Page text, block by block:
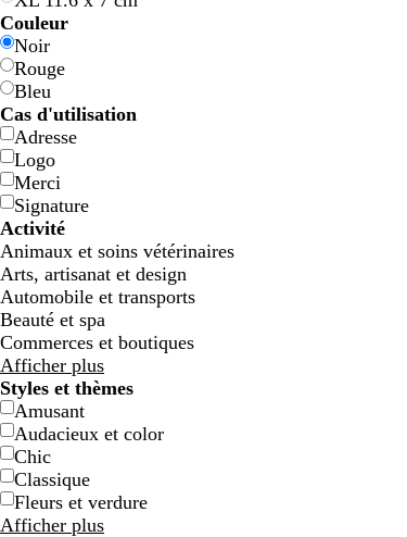
Couleur
Noir
Rouge
Bleu
Cas d'utilisation
Adresse
Logo
Merci
Signature
Activité
Animaux et soins vétérinaires
Arts, artisanat et design
Automobile et transports
Beauté et spa
Commerces et boutiques
Afficher plus
Styles et thèmes
Amusant
Audacieux et color
Chic
Classique
Fleurs et verdure
Afficher plus